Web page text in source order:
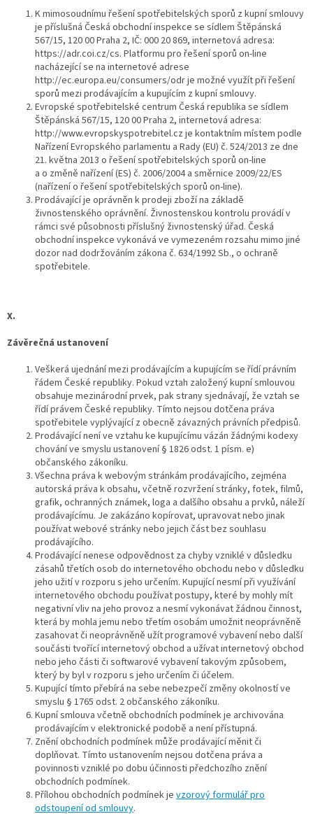
K mimosoudnímu řešení spotřebitelských sporů z kupní smlouvy
je příslušná Česká obchodní inspekce se sídlem Štěpánská
567/15, 120 00 Praha 2, IČ: 000 20 869, internetová adresa:
https://adr.coi.cz/cs. Platformu pro řešení sporů on-line
nacházející se na internetové adrese
http://ec.europa.eu/consumers/odr je možné využít při řešení
sporů mezi prodávajícím a kupujícím z kupní smlouvy.
Evropské spotřebitelské centrum Česká republika se sídlem
Štěpánská 567/15, 120 00 Praha 2, internetová adresa:
http://www.evropskyspotrebitel.cz je kontaktním místem podle
Nařízení Evropského parlamentu a Rady (EU) č. 524/2013 ze dne
21. května 2013 o řešení spotřebitelských sporů on-line
a o změně nařízení (ES) č. 2006/2004 a směrnice 2009/22/ES
(nařízení o řešení spotřebitelských sporů on-line).
Prodávající je oprávněn k prodeji zboží na základě
živnostenského oprávnění. Živnostenskou kontrolu provádí v
rámci své působnosti příslušný živnostenský úřad. Česká
obchodní inspekce vykonává ve vymezeném rozsahu mimo jiné
dozor nad dodržováním zákona č. 634/1992 Sb., o ochraně
spotřebitele.
X.
Závěrečná ustanovení
Veškerá ujednání mezi prodávajícím a kupujícím se řídí právním
řádem České republiky. Pokud vztah založený kupní smlouvou
obsahuje mezinárodní prvek, pak strany sjednávají, že vztah se
řídí právem České republiky. Tímto nejsou dotčena práva
spotřebitele vyplývající z obecně závazných právních předpisů.
Prodávající není ve vztahu ke kupujícímu vázán žádnými kodexy
chování ve smyslu ustanovení § 1826 odst. 1 písm. e)
občanského zákoníku.
Všechna práva k webovým stránkám prodávajícího, zejména
autorská práva k obsahu, včetně rozvržení stránky, fotek, filmů,
grafik, ochranných známek, loga a dalšího obsahu a prvků, náleží
prodávajícímu. Je zakázáno kopírovat, upravovat nebo jinak
používat webové stránky nebo jejich část bez souhlasu
prodávajícího.
Prodávající nenese odpovědnost za chyby vzniklé v důsledku
zásahů třetích osob do internetového obchodu nebo v důsledku
jeho užití v rozporu s jeho určením. Kupující nesmí při využívání
internetového obchodu používat postupy, které by mohly mít
negativní vliv na jeho provoz a nesmí vykonávat žádnou činnost,
která by mohla jemu nebo třetím osobám umožnit neoprávněně
zasahovat či neoprávněně užít programové vybavení nebo další
součásti tvořící internetový obchod a užívat internetový obchod
nebo jeho části či softwarové vybavení takovým způsobem,
který by byl v rozporu s jeho určením či účelem.
Kupující tímto přebírá na sebe nebezpečí změny okolností ve
smyslu § 1765 odst. 2 občanského zákoníku.
Kupní smlouva včetně obchodních podmínek je archivována
prodávajícím v elektronické podobě a není přístupná.
Znění obchodních podmínek může prodávající měnit či
doplňovat. Tímto ustanovením nejsou dotčena práva a
povinnosti vzniklé po dobu účinnosti předchozího znění
obchodních podmínek.
Přílohou obchodních podmínek je vzorový formulář pro
odstoupení od smlouvy.